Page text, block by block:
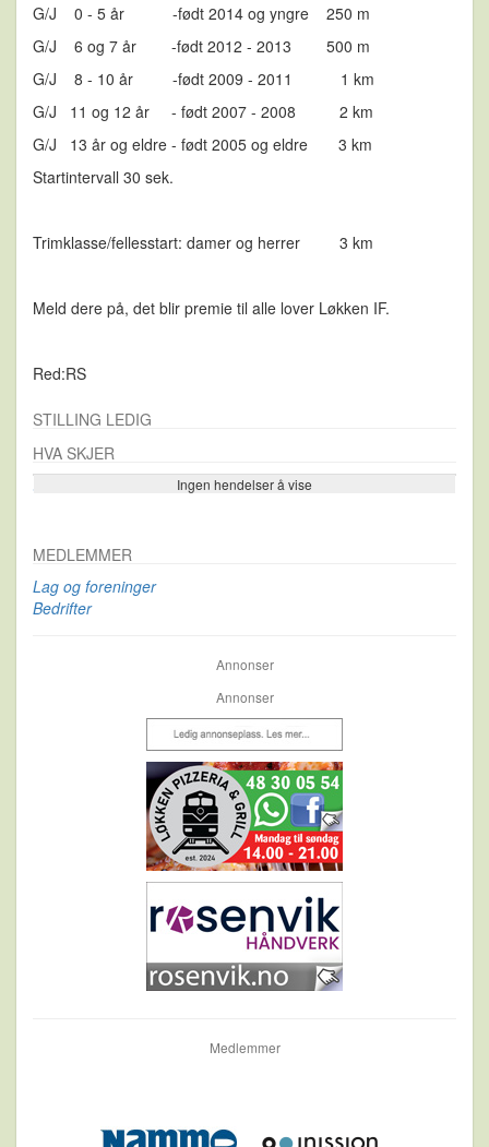
G/J 0 - 5 år -født 2014 og yngre 250 m
G/J 6 og 7 år -født 2012 - 2013 500 m
G/J 8 - 10 år -født 2009 - 2011 1 km
G/J 11 og 12 år - født 2007 - 2008 2 km
G/J 13 år og eldre - født 2005 og eldre 3 km
Startintervall 30 sek.
Trimklasse/fellesstart: damer og herrer 3 km
Meld dere på, det blir premie til alle lover Løkken IF.
Red:RS
STILLING LEDIG
HVA SKJER
Ingen hendelser å vise
Se flere…
MEDLEMMER
Lag og foreninger
Bedrifter
Annonser
Annonser
Medlemmer